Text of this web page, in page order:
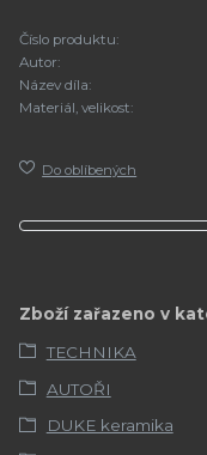
Číslo produktu:
Autor:
Název díla:
Materiál, velikost:
Do oblíbených
Zboží zařazeno v
TECHNIKA
AUTOŘI
DUKE keramika